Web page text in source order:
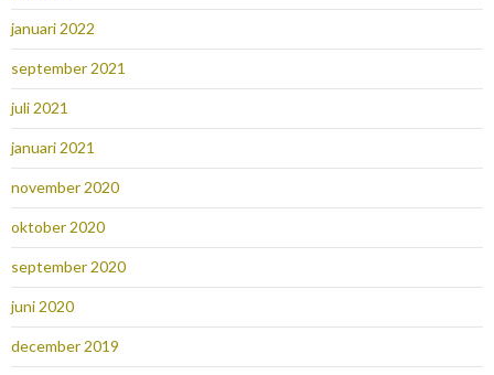
januari 2022
september 2021
juli 2021
januari 2021
november 2020
oktober 2020
september 2020
juni 2020
december 2019